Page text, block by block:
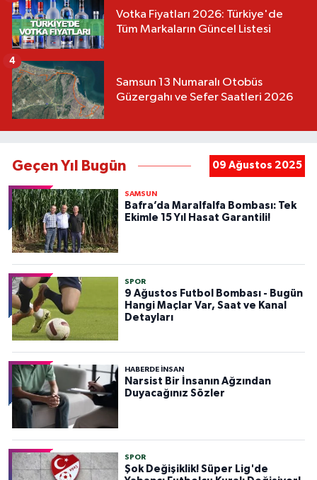
Votka Fiyatları 2026: Türkiye'de
Tüm Markaların Güncel Listesi
Samsun 13 Numaralı Otobüs
Güzergahı ve Sefer Saatleri 2026
4
Geçen Yıl Bugün 09 Ağustos 2025
SAMSUN
Bafra’da Maralfalfa Bombası: Tek
Ekimle 15 Yıl Hasat Garantili!
SPOR
9 Ağustos Futbol Bombası - Bugün
Hangi Maçlar Var, Saat ve Kanal
Detayları
HABERDE INSAN
Narsist Bir İnsanın Ağzından
Duyacağınız Sözler
SPOR
Şok Değişiklik! Süper Lig'de